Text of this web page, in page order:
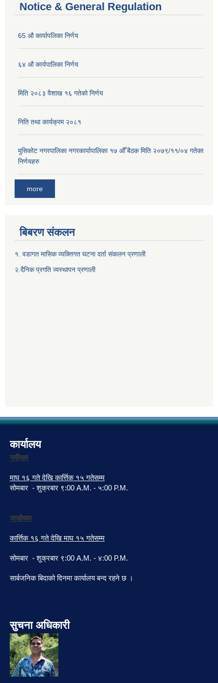
Notice & General Regulation
65 औ कार्यापलिका निर्णय
६४ औ कार्यपालिका निर्णय
मिति २०८३ वैशाख १६ गतेको निर्णय
निति तथा कार्यक्रम २०८१
मुसिकोट नगरपालिका नगरकार्यापालिका १७ औँ बैठक मिति २०७९/११/०४ गतेका
निर्णयहरु
more
बिबरण संकलन
१. वडागत मासिक व्यक्तिगत घटना दर्ता संकलन प्रणाली
२.दैनिक प्रगति व्यस्थापन प्रणाली
कार्यालय
गर्मीयाम
माघ १६ गते देखि कार्त्तिक १५ गतेसम्म
सोमबार - शुक्रबार ९:00 A.M. - ५:00 P.M.
जाडोयाम
कार्त्तिक १६ गते देखि माघ १५ गतेसम्म
सोमबार - शुक्रबार ९:00 A.M. - ४:00 P.M.
सार्बजनिक बिदाको दिनमा कार्यालय बन्द रहने छ ।
सुचना अधिकारी